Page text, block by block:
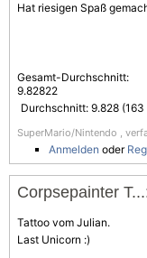
Hat riesigen Spaß
Gesamt-Durchschnitt:
9.82822
Durchschnitt: 9.828 (163
SuperMario/Nintendo ,
Anmelden oder
Corpsepainter
Tattoo vom Julian.
Last Unicorn :)